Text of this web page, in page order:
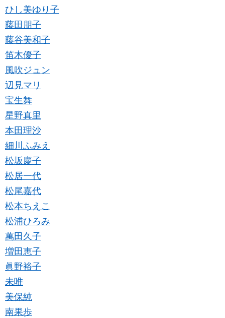
ひし美ゆり子
藤田朋子
藤谷美和子
笛木優子
風吹ジュン
辺見マリ
宝生舞
星野真里
本田理沙
細川ふみえ
松坂慶子
松居一代
松尾嘉代
松本ちえこ
松浦ひろみ
萬田久子
増田恵子
眞野裕子
未唯
美保純
南果歩